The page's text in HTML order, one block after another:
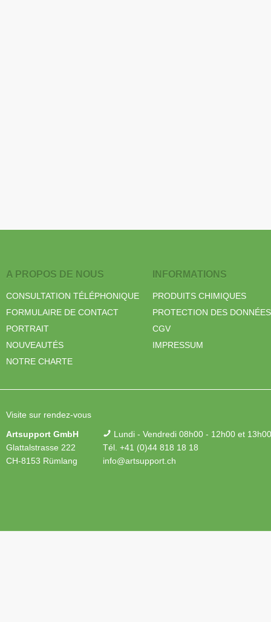
A PROPOS DE NOUS
CONSULTATION TÉLÉPHONIQUE
FORMULAIRE DE CONTACT
PORTRAIT
NOUVEAUTÉS
NOTRE CHARTE
INFORMATIONS
PRODUITS CHIMIQUES
PROTECTION DES DONNÉES
CGV
IMPRESSUM
Visite sur rendez-vous
Artsupport GmbH
Glattalstrasse 222
CH-8153 Rümlang
Lundi - Vendredi 08h00 - 12h00 et
Tél. +41 (0)44 818 18 18
info@artsupport.ch